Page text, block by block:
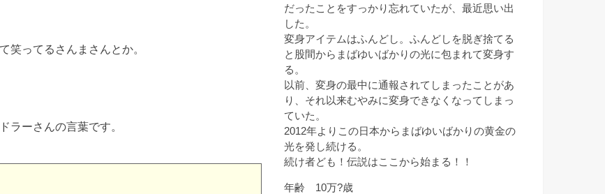
笑ってるさんまさんとか。
ラーさんの言葉です。
だったことをすっかり忘れていたが、最近思い出
した。
変身アイテムはふんどし。ふんどしを脱ぎ捨てる
と股間からまばゆいばかりの光に包まれて変身す
る。
以前、変身の最中に通報されてしまったことがあ
り、それ以来むやみに変身できなくなってしまっ
ていた。
2012年よりこの日本からまばゆいばかりの黄金の
光を発し続ける。
続け者ども！伝説はここから始まる！！
年齢 10万?歳